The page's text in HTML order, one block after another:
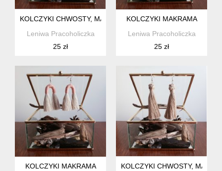
KOLCZYKI CHWOSTY, MAKRAMA
Leniwa Pracoholiczka
25 zł
KOLCZYKI MAKRAMA
Leniwa Pracoholiczka
25 zł
KOLCZYKI MAKRAMA
KOLCZYKI CHWOSTY,